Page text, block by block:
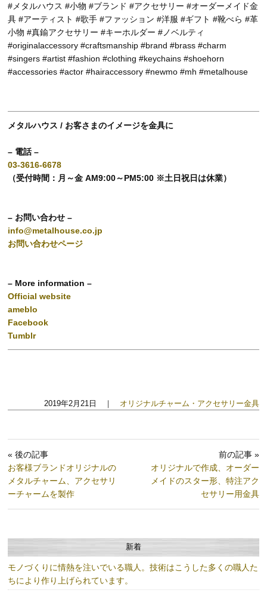
#メタルハウス #小物 #ブランド #アクセサリー #オーダーメイド金
具 #アーティスト #歌手 #ファッション #洋服 #ギフト #靴べら #革
小物 #真鍮アクセサリー #キーホルダー #ノベルティ
#originalaccessory #craftsmanship #brand #brass #charm
#singers #artist #fashion #clothing #keychains #shoehorn
#accessories #actor #hairaccessory #newmo #mh #metalhouse
メタルハウス / お客さまのイメージを金具に
– 電話 –
03-3616-6678
（受付時間：月～金 AM9:00～PM5:00 ※土日祝日は休業）
– お問い合わせ –
info@metalhouse.co.jp
お問い合わせページ
– More information –
Official website
ameblo
Facebook
Tumblr
2019年2月21日 ｜ オリジナルチャーム・アクセサリー金具
« 後の記事
お客様ブランドオリジナルの
メタルチャーム、アクセサリ
ーチャームを製作
前の記事 »
オリジナルで作成、オーダー
メイドのスター形、特注アク
セサリー用金具
新着
モノづくりに情熱を注いでいる職人。技術はこうした多くの職人た
ちにより作り上げられています。